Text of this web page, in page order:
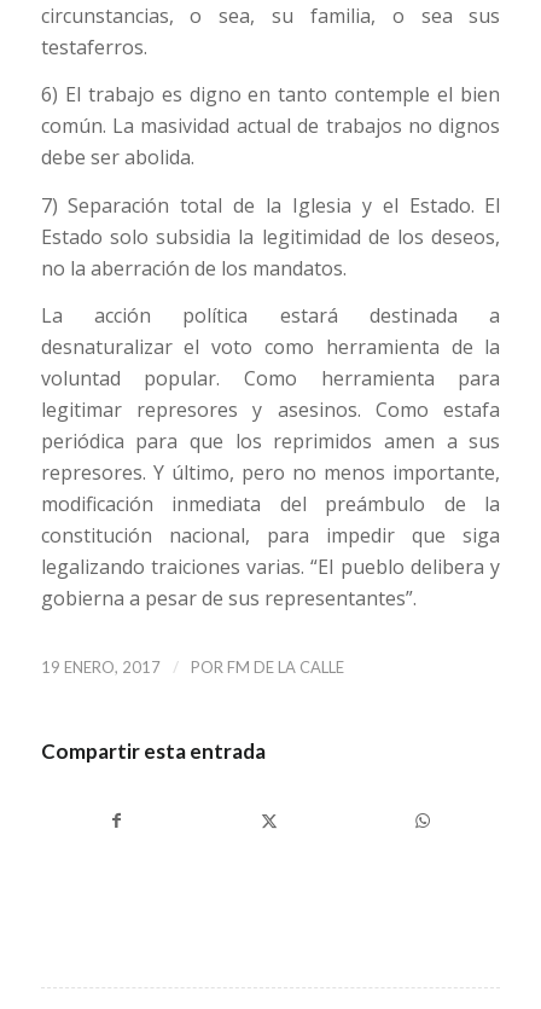
circunstancias, o sea, su familia, o sea sus
testaferros.
6) El trabajo es digno en tanto contemple el bien
común. La masividad actual de trabajos no dignos
debe ser abolida.
7) Separación total de la Iglesia y el Estado. El
Estado solo subsidia la legitimidad de los deseos,
no la aberración de los mandatos.
La acción política estará destinada a
desnaturalizar el voto como herramienta de la
voluntad popular. Como herramienta para
legitimar represores y asesinos. Como estafa
periódica para que los reprimidos amen a sus
represores. Y último, pero no menos importante,
modificación inmediata del preámbulo de la
constitución nacional, para impedir que siga
legalizando traiciones varias. “El pueblo delibera y
gobierna a pesar de sus representantes”.
19 ENERO, 2017 / POR FM DE LA CALLE
Compartir esta entrada